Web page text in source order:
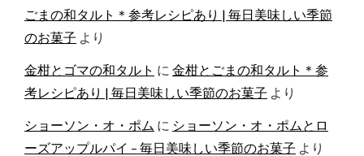
ごまの和タルト＊参考レシピあり | 毎日美味しい季節
のお菓子 より
金柑とゴマの和タルト に 金柑とごまの和タルト＊参
考レシピあり | 毎日美味しい季節のお菓子 より
ショーソン・オ・ポム に ショーソン・オ・ポムとロ
ーズアップルパイ – 毎日美味しい季節のお菓子 より